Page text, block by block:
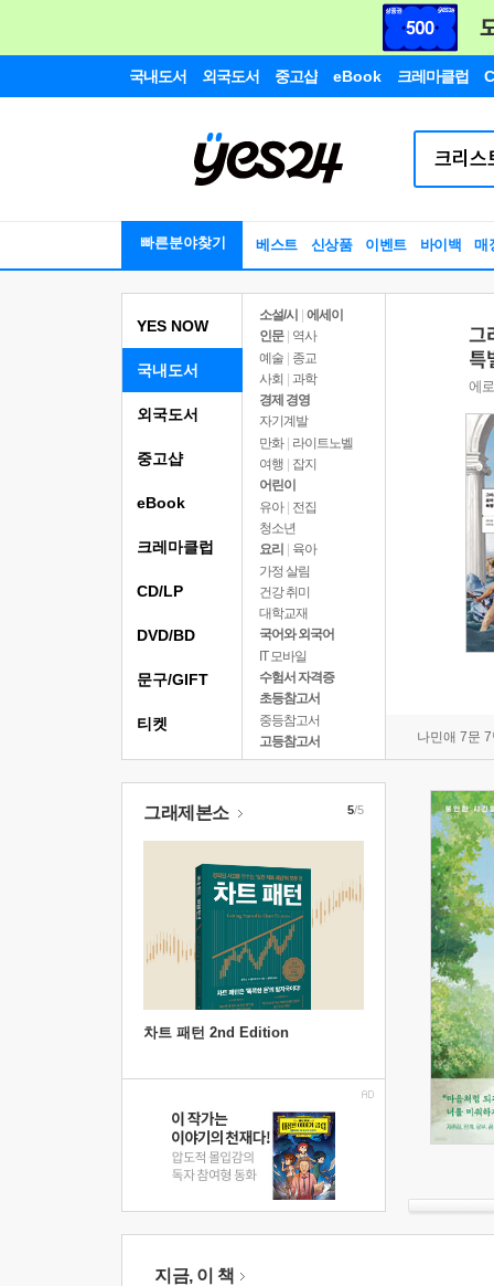
국내도서 외국도서 중고샵 eBook 크레마클럽
빠른분야찾기 베스트 신상품 이벤트 바이백 매
YES NOW
국내도서
소설/시
에세이
인문
역사
예술 | 종교
사회 | 과학
경제 경영
자기계발
만화 | 라이트노벨
여행
잡지
어린이
유아 | 전집
청소년
요리
육아
가정 살림
건강 취미
대학교재
국어와 외국어
IT 모바일
수험서 자격증
초등참고서
중등참고서
고등참고서
나민애 7문
외국도서
중고샵
eBook
크레마클럽
CD/LP
DVD/BD
문구/GIFT
티켓
그래제본소
차트 패턴 2nd Edition
5/5
지금, 이 책